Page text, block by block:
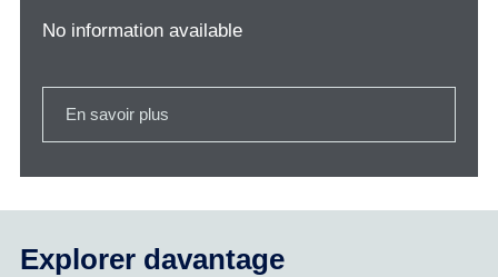
No information available
En savoir plus
Explorer davantage